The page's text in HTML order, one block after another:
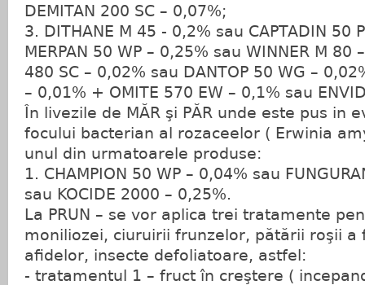
DEMITAN 200 SC – 0,07%;
3. DITHANE M 45 - 0,2% sau CAPTADIN 50
MERPAN 50 WP – 0,25% sau WINNER M 80
480 SC – 0,02% sau DANTOP 50 WG –
– 0,01% + OMITE 570 EW – 0,1% sau
În livezile de MĂR şi PĂR unde este pus in
focului bacterian al rozaceelor ( Erwinia
unul din urmatoarele produse:
1. CHAMPION 50 WP – 0,04% sau
sau KOCIDE 2000 – 0,25%.
La PRUN – se vor aplica trei tratamente
moniliozei, ciuruirii frunzelor, pătării roşii a
afidelor, insecte defoliatoare, astfel:
- tratamentul 1 – fruct în creştere (